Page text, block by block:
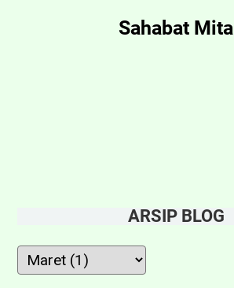
Sahabat Mita
ARSIP BLOG